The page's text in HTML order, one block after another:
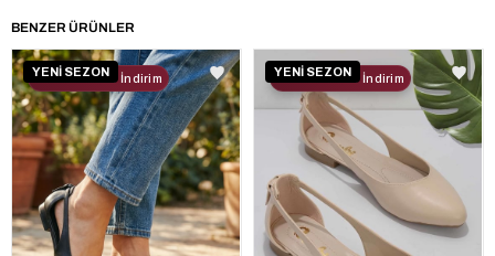
BENZER ÜRÜNLER
YENİ SEZON
2. Ürüne %30 İndirim YENİ SEZON
2. Ürüne %30 İndirim